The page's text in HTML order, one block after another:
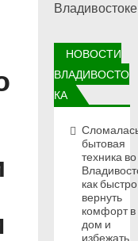
НОВОСТИ
ВЛАДИВОСТО
КА
бытовая
техника во
как быстро
вернуть
комфорт в
дом и
избежать